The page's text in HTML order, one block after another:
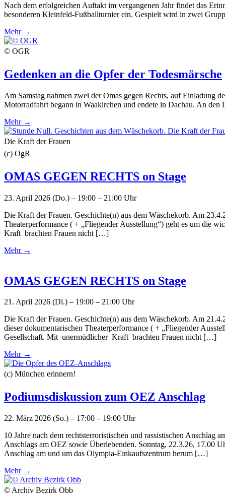
Nach dem erfolgreichen Auftakt im vergangenen Jahr findet das
besonderen Kleinfeld-Fußballturnier ein. Gespielt wird in zwei
Mehr →
© OGR
Gedenken an die Opfer der Todesmärsche
Am Samstag nahmen zwei der Omas gegen Rechts, auf Einladung
Motorradfahrt begann in Waakirchen und endete in Dachau. An
Mehr →
Die Kraft der Frauen
(c) OgR
OMAS GEGEN RECHTS on Stage
23. April 2026 (Do.) – 19:00 – 21:00 Uhr
Die Kraft der Frauen. Geschichte(n) aus dem Wäschekorb. Am
Theaterperformance ( + „Fliegender Ausstellung“) geht es um die
Kraft brachten Frauen nicht […]
Mehr →
OMAS GEGEN RECHTS on Stage
21. April 2026 (Di.) – 19:00 – 21:00 Uhr
Die Kraft der Frauen. Geschichte(n) aus dem Wäschekorb. Am
dieser dokumentarischen Theaterperformance ( + „Fliegender
Gesellschaft. Mit unermüdlicher Kraft brachten Frauen nicht […]
Mehr →
(c) München erinnern!
Podiumsdiskussion zum OEZ Anschlag
22. März 2026 (So.) – 17:00 – 19:00 Uhr
10 Jahre nach dem rechtsterroristischen und rassistischen
Anschlags am OEZ sowie Überlebenden. Sonntag, 22.3.26, 17.00
Anschlag am und um das Olympia-Einkaufszentrum herum […]
Mehr →
© Archiv Bezirk Obb